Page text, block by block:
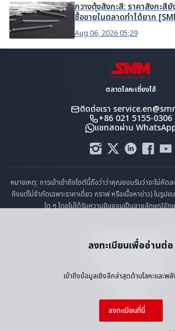
กวางตุ้งสังกะสี: ราคาสังกะสี
ซื้อขายในตลาดทำได้ยาก
Aug 06, 2026 05:29
ลงทะเบียนเพื่ออ่านต่อ
เข้าถึงข้อมูลเชิงลึกล่าสุดด้านโลหะและพลั
ลงทะเบียนที่นี่
ตลาดโลหะเซี่ยงไฮ้
ติดต่อเรา
+86 021 5155-0306
แชทสดผ่าน
หมายเหตุ: การเข้าเข้าถึงไซต์นี้ถือว่าว่าคุณยอมรับว่าจะไม่คัด
ถึงแต่ไม่จำกัดเฉพาะราคาเดี่ยว กราฟ หรือเนื้อหาข่าว) ในรูป
ใด ๆ โดยไม่ได้รับความยินยอมเป็นลายลักษณ์อัก
คำแถลงการปฏิบัติตาม
นโยบายความเป็นส่วนตัว
ปฏิทินราราวันหยุด
งานกับเรา
แผนผังเว็บไซต์